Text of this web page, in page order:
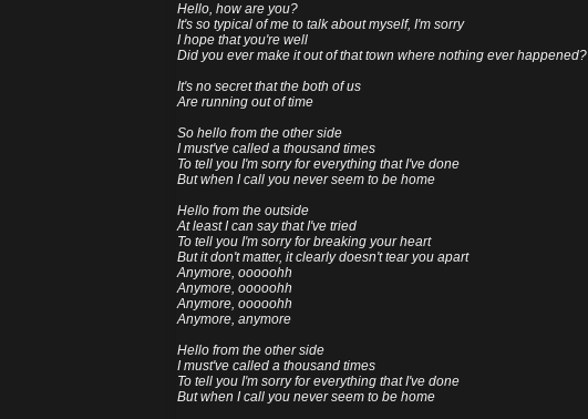
Hello, how are you?
It's so typical of me to talk about myself, I'm sorry
I hope that you're well
Did you ever make it out of that town where nothing ever happened?
It's no secret that the both of us
Are running out of time
So hello from the other side
I must've called a thousand times
To tell you I'm sorry for everything that I've done
But when I call you never seem to be home
Hello from the outside
At least I can say that I've tried
To tell you I'm sorry for breaking your heart
But it don't matter, it clearly doesn't tear you apart
Anymore, ooooohh
Anymore, ooooohh
Anymore, ooooohh
Anymore, anymore
Hello from the other side
I must've called a thousand times
To tell you I'm sorry for everything that I've done
But when I call you never seem to be home